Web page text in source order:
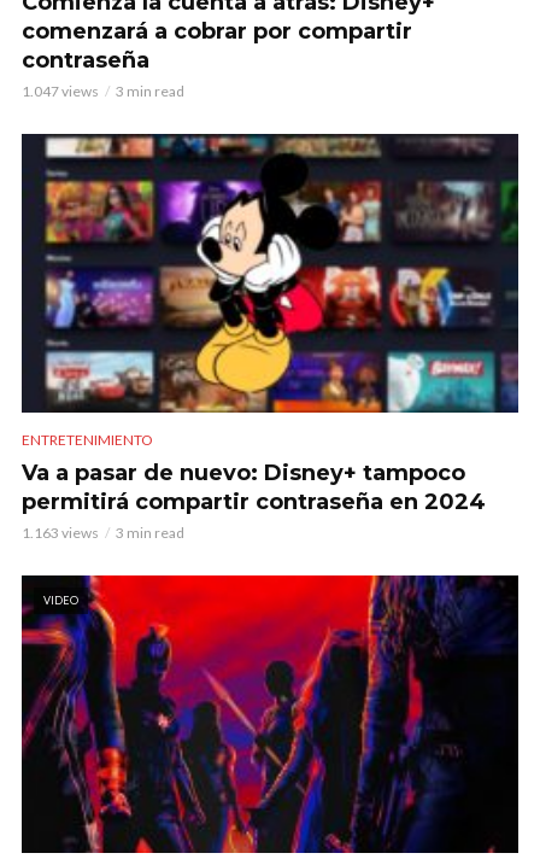
comenzará a cobrar por compartir
contraseña
1.047 views 3 min read
ENTRETENIMIENTO
Va a pasar de nuevo: Disney+ tampoco
permitirá compartir contraseña en 2024
1.163 views 3 min read
VIDEO